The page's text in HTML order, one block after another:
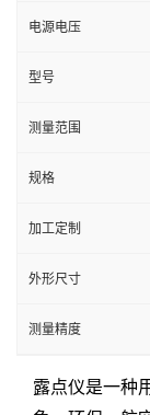
电源电压
型号
测量范围
规格
加工定制
外形尺寸
测量精度
露点仪是一种